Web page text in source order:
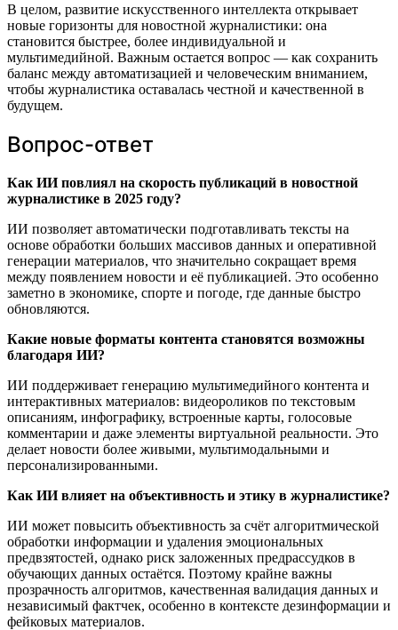
В целом, развитие искусственного интеллекта открывает
новые горизонты для новостной журналистики: она
становится быстрее, более индивидуальной и
мультимедийной. Важным остается вопрос — как сохранить
баланс между автоматизацией и человеческим вниманием,
чтобы журналистика оставалась честной и качественной в
будущем.
Вопрос-ответ
Как ИИ повлиял на скорость публикаций в новостной
журналистике в 2025 году?
ИИ позволяет автоматически подготавливать тексты на
основе обработки больших массивов данных и оперативной
генерации материалов, что значительно сокращает время
между появлением новости и её публикацией. Это особенно
заметно в экономике, спорте и погоде, где данные быстро
обновляются.
Какие новые форматы контента становятся возможны
благодаря ИИ?
ИИ поддерживает генерацию мультимедийного контента и
интерактивных материалов: видеороликов по текстовым
описаниям, инфографику, встроенные карты, голосовые
комментарии и даже элементы виртуальной реальности. Это
делает новости более живыми, мультимодальными и
персонализированными.
Как ИИ влияет на объективность и этику в журналистике?
ИИ может повысить объективность за счёт алгоритмической
обработки информации и удаления эмоциональных
предвзятостей, однако риск заложенных предрассудков в
обучающих данных остаётся. Поэтому крайне важны
прозрачность алгоритмов, качественная валидация данных и
независимый фактчек, особенно в контексте дезинформации и
фейковых материалов.